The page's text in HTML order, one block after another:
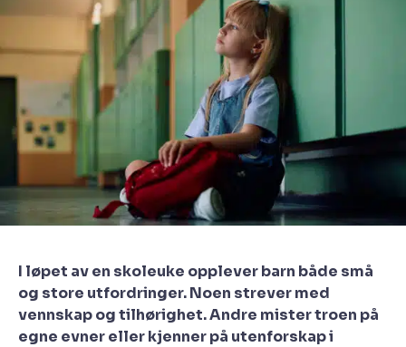
I løpet av en skoleuke opplever barn både små
og store utfordringer. Noen strever med
vennskap og tilhørighet. Andre mister troen på
egne evner eller kjenner på utenforskap i